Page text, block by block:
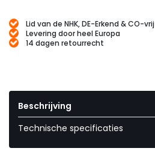
Lid van de NHK, DE-Erkend & CO-vrij
Levering door heel Europa
14 dagen retourrecht
Beschrijving
Technische specificaties